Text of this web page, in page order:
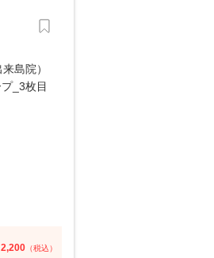
2,200 （税込）